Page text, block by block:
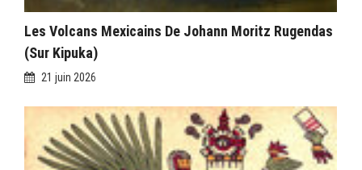
Les Volcans Mexicains De Johann Moritz Rugendas
(sur Kipuka)
21 juin 2026